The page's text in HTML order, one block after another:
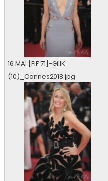
16 MAI [FiF 71]-GillK
(10)_Cannes2018.jpg